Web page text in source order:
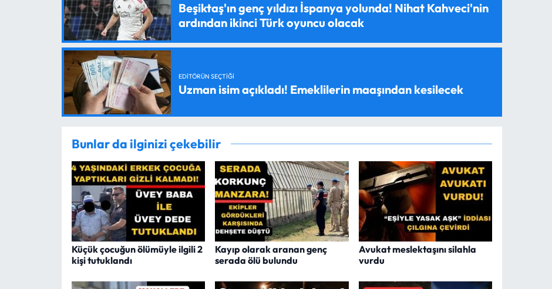
Beşiktaş'ın genç yıldızı İspanya yolunda! Nihat Kahveci'nin
ardından ikinci Türk oyuncu olacak
EDITÖRÜN SEÇTIĞI
Uzman isim açıkladı! Emeklilerin maaşından kesilecek
Bunlar da ilginizi çekebilir
Küçük çocuğun ölümüyle ilgili 2
kişi tutuklandı
Kayıp olarak aranan genç
serada ölü bulundu
Avukat meslektaşını silahla
vurdu